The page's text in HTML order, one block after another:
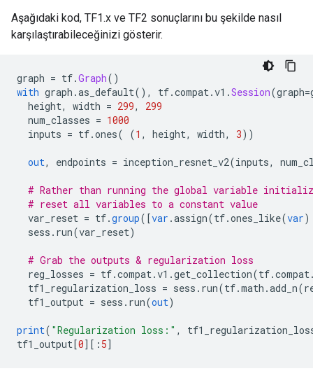
Aşağıdaki kod, TF1.x ve TF2 sonuçlarını bu şekilde nasıl
karşılaştırabileceğinizi gösterir.
graph = tf.Graph()
with graph .as_default(), tf.compat.v1 .Session(graph=
height, width = 299,
299
num_classes = 1000
inputs = tf.ones( (1 , height, width, 3))
out, endpoints = inception_resnet_v2(inputs,
# Rather than running the global variable
# reset all variables to a constant value
var_reset = tf.group([var .assign(tf.ones_like(var)
sess . run(var_reset)
# Grab the outputs & regularization loss
reg_losses = tf.compat.v1 .get_collection(tf.compat
tf1_regularization_loss = sess . run(tf.math .add_n(
tf1_output = sess . run(out)
print( "Regularization loss:" ,
tf1_output[0][: 5]